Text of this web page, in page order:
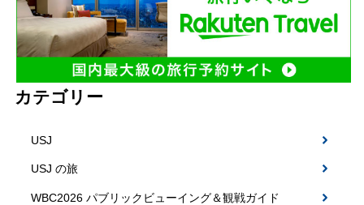
カテゴリー
USJ
USJ の旅
WBC2026 パブリックビューイング＆観戦ガイド